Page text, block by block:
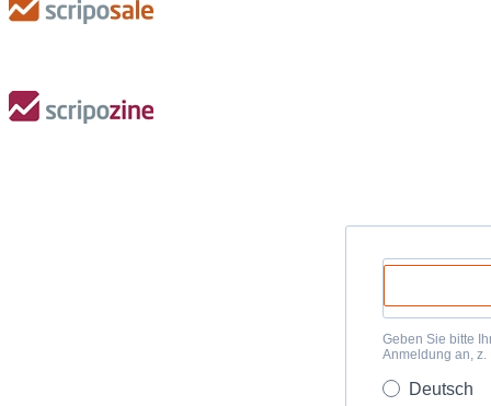
Geben Sie bitte
Anmeldung an, z.
Deutsch